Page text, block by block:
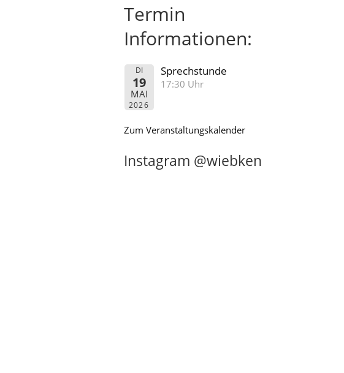
Termin
Informationen:
DI
19
MAI
2026
Sprechstunde
17:30 Uhr
Zum Veranstaltungskalender
Instagram @wiebken